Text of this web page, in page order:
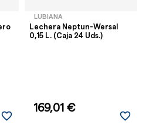
favorite_border
LUBIANA
Lechera Neptun-Wersal
0,15 L. (Caja 24 Uds.)
169,01 €
favorite_border